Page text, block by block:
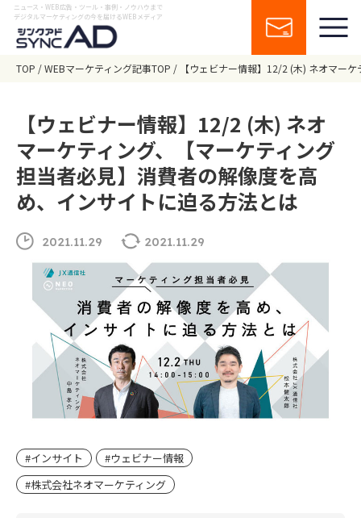
ニュース・WEB広告・ツール・事例・ノウハウまで
デジタルマーケティングの今を届けるWEBメディア
TOP WEBマーケティング記事TOP 【ウェビナー情報】12/2 (木) ネオマー
【ウェビナー情報】12/2 (木) ネオ
マーケティング、【マーケティング
担当者必見】消費者の解像度を高
め、インサイトに迫る方法とは
2021.11.29 2021.11.29
#インサイト
#ウェビナー情報
#株式会社ネオマーケティング